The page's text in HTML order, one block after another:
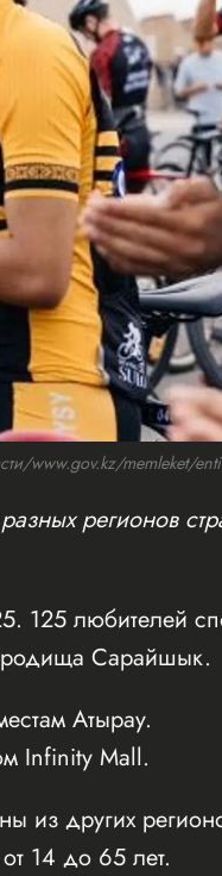
www.gov.kz/memleket/
регионов
125 любителей
Сарайшык.
Атырау.
Infinity Mall.
из других
14 до 65 лет.